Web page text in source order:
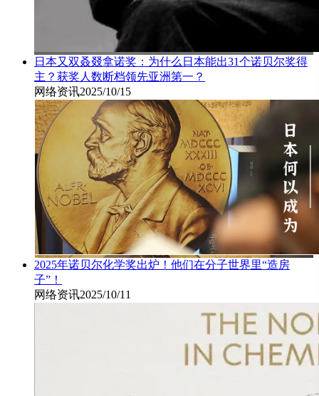
日本又双叒叕拿诺奖：为什么日本能出31个诺贝尔奖得
主？获奖人数断档领先亚洲第一？
网络资讯2025/10/15
2025年诺贝尔化学奖出炉！他们在分子世界里“造房
子”！
网络资讯2025/10/11